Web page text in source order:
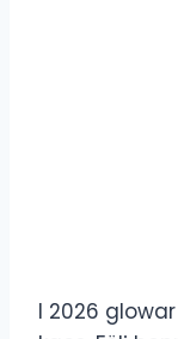
I 2026